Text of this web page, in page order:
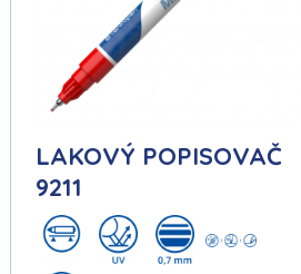
LAKOVÝ POPISOVAČ
9211